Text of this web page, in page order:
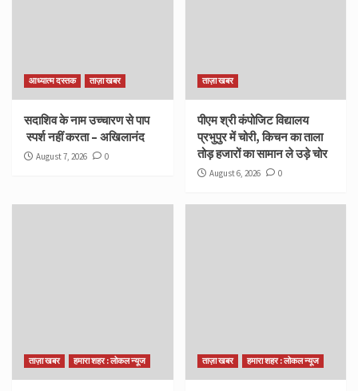
आध्यात्म दस्तक ताज़ा खबर
सदाशिव के नाम उच्चारण से पाप
स्पर्श नहीं करता – अखिलानंद
August 7, 2026 0
ताज़ा खबर
पीएम श्री कंपोजिट विद्यालय
प्रभुपुर में चोरी, किचन का ताला
तोड़ हजारों का सामान ले उड़े चोर
August 6, 2026 0
ताज़ा खबर हमारा शहर : लोकल न्यूज ताज़ा खबर हमारा शहर : लोकल न्यूज